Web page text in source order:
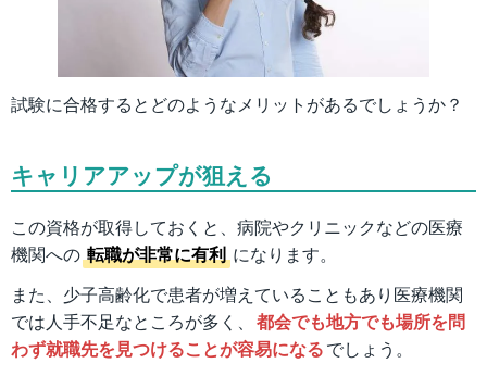
試験に合格するとどのようなメリットがあるでしょうか？
キャリアアップが狙える
この資格が取得しておくと、病院やクリニックなどの医療
機関への 転職が非常に有利 になります。
また、少子高齢化で患者が増えていることもあり医療機関
では人手不足なところが多く、 都会でも地方でも場所を問
わず就職先を見つけることが容易になるでしょう。